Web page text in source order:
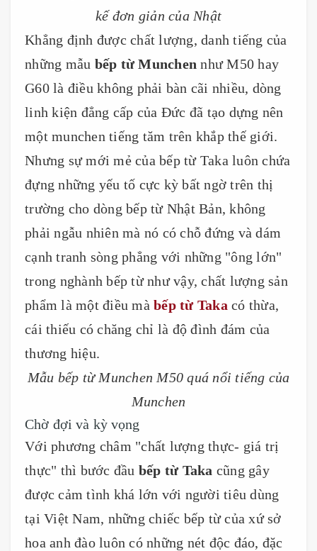
kế đơn giản của Nhật
Khẳng định được chất lượng, danh tiếng của
những mẫu bếp từ Munchen như M50 hay
G60 là điều không phải bàn cãi nhiều, dòng
linh kiện đẳng cấp của Đức đã tạo dựng nên
một munchen tiếng tăm trên khắp thế giới.
Nhưng sự mới mẻ của bếp từ Taka luôn chứa
đựng những yếu tố cực kỳ bất ngờ trên thị
trường cho dòng bếp từ Nhật Bản, không
phải ngẫu nhiên mà nó có chỗ đứng và dám
cạnh tranh sòng phẳng với những "ông lớn"
trong nghành bếp từ như vậy, chất lượng sản
phẩm là một điều mà bếp từ Taka có thừa,
cái thiếu có chăng chỉ là độ đình đám của
thương hiệu.
Mẫu bếp từ Munchen M50 quá nổi tiếng của
Munchen
Chờ đợi và kỳ vọng
Với phương châm "chất lượng thực- giá trị
thực" thì bước đầu bếp từ Taka cũng gây
được cảm tình khá lớn với người tiêu dùng
tại Việt Nam, những chiếc bếp từ của xứ sở
hoa anh đào luôn có những nét độc đáo, đặc